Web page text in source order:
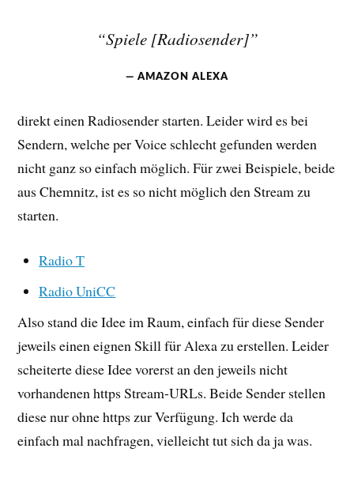
“Spiele [Radiosender]”
AMAZON ALEXA
direkt einen Radiosender starten. Leider wird es bei
Sendern, welche per Voice schlecht gefunden werden
nicht ganz so einfach möglich. Für zwei Beispiele, beide
aus Chemnitz, ist es so nicht möglich den Stream zu
starten.
Radio T
Radio UniCC
Also stand die Idee im Raum, einfach für diese Sender
jeweils einen eignen Skill für Alexa zu erstellen. Leider
scheiterte diese Idee vorerst an den jeweils nicht
vorhandenen https Stream-URLs. Beide Sender stellen
diese nur ohne https zur Verfügung. Ich werde da
einfach mal nachfragen, vielleicht tut sich da ja was.